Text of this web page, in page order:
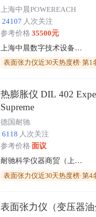
上海中晨POWEREACH
24107 人次关注
参考价格 35500元
上海中晨数字技术设备有限公司
表面张力仪近30天热度榜·第1
热膨胀仪 DIL 402
Supreme
德国耐驰
6118 人次关注
参考价格 面议
耐驰科学仪器商贸（上海）有限公司
表面张力仪近30天热度榜·第4
表面张力仪（变压器油